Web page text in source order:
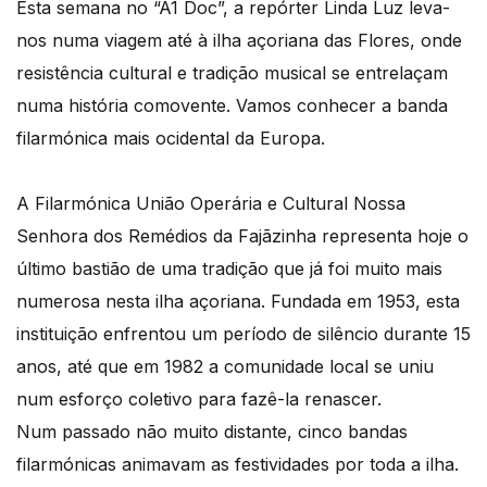
Esta semana no “A1 Doc”, a repórter Linda Luz leva-
nos numa viagem até à ilha açoriana das Flores, onde
resistência cultural e tradição musical se entrelaçam
numa história comovente. Vamos conhecer a banda
filarmónica mais ocidental da Europa.
A Filarmónica União Operária e Cultural Nossa
Senhora dos Remédios da Fajãzinha representa hoje o
último bastião de uma tradição que já foi muito mais
numerosa nesta ilha açoriana. Fundada em 1953, esta
instituição enfrentou um período de silêncio durante 15
anos, até que em 1982 a comunidade local se uniu
num esforço coletivo para fazê-la renascer.
Num passado não muito distante, cinco bandas
filarmónicas animavam as festividades por toda a ilha.